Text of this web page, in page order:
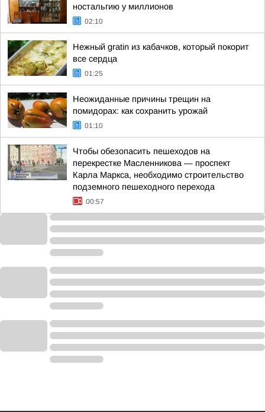
ностальгию у миллионов
02:10
Нежный gratin из кабачков, который покорит
все сердца
01:25
Неожиданные причины трещин на
помидорах: как сохранить урожай
01:10
Чтобы обезопасить пешеходов на
перекрестке Масленникова — проспект
Карла Маркса, необходимо строительство
подземного пешеходного перехода
00:57